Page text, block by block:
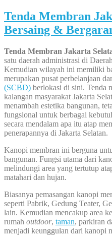
Tenda Membran
Bersaing &
Tenda Membran Jakarta
satu daerah administrasi di
Kemudian wilayah ini memiliki
merupakan pusat perbelanjaan
(SCBD) berlokasi di sini. Tenda
kalangan masyarakat Jakarta
menambah estetika bangunan,
fungsional untuk berbagai
secara mendalam apa itu atap
penerapannya di Jakarta Selatan.
Kanopi membran ini berguna
bangunan. Fungsi utama dari
melindungi area yang tertutup
matahari dan hujan.
Biasanya pemasangan kanopi
seperti Pabrik, Gedung Teater,
lain. Kemudian mencakup area
rumah outdoor, taman, parkiran
menjadi keunggulan dari kanopi